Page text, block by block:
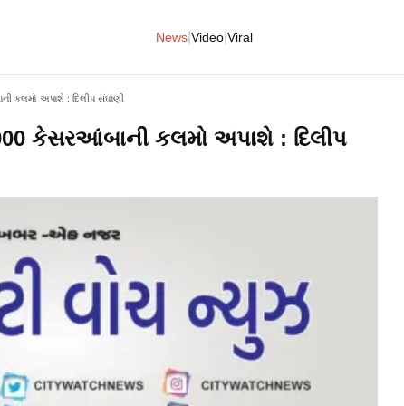
News Video Viral
કલમો અપાશે : દિલીપ સંઘાણી
કેસરઆંબાની કલમો અપાશે : દિલીપ